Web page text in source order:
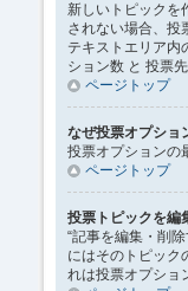
新しいトピックを
されない場合、投
テキストエリア内
ション数 と 投票
ページトップ
なぜ投票オプショ
投票オプションの
ページトップ
投票トピックを編
“記事を編集・削
にはそのトピック
れは投票オプショ